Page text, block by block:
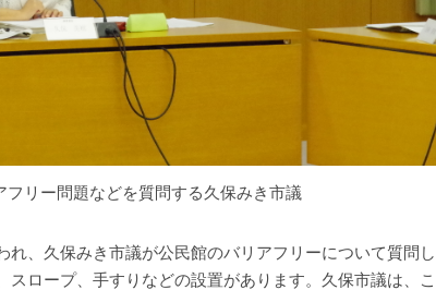
リー問題などを質問する久保みき市議
、久保みき市議が公民館のバリアフリーについて質問し
ロープ、手すりなどの設置があります。久保市議は、こ